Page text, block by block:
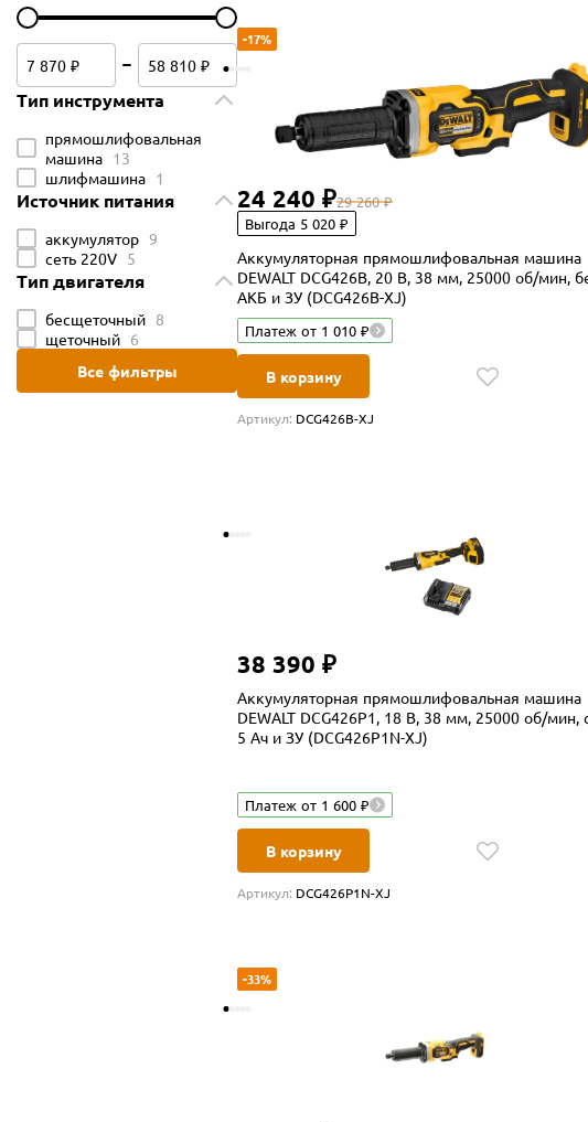
Тип инструмента
прямошлифовальная
машина 13
шлифмашина 1
Источник питания
аккумулятор 9
сеть 220V 5
Тип двигателя
бесщеточный 8
щеточный 6
Все фильтры
-17%
24 240 ₽29 260 ₽
Выгода 5 020 ₽
Аккумуляторная прямошлифовальная машина
DEWALT DCG426B, 20 В, 38 мм, 25000 об/мин,
АКБ и ЗУ (DCG426B-XJ)
Платеж от 1 010 ₽
В корзину
Артикул: DCG426B-XJ
38 390 ₽
Аккумуляторная прямошлифовальная машина
DEWALT DCG426P1, 18 В, 38 мм, 25000 об/мин,
5 Ач и ЗУ (DCG426P1N-XJ)
Платеж от 1 600 ₽
В корзину
Артикул: DCG426P1N-XJ
-33%